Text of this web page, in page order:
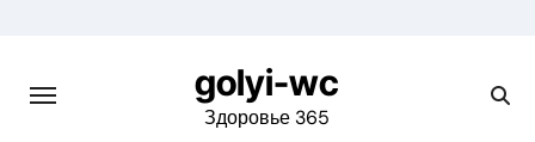
content
golyi-wc
Здоровье 365